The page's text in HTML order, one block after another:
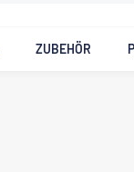
ZUBEHÖR